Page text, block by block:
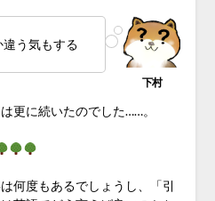
う気もする
更に続いたのでした……。
何度もあるでしょうし、「引